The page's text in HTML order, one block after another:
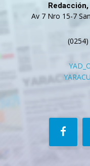
Av 7 Nro 15-7